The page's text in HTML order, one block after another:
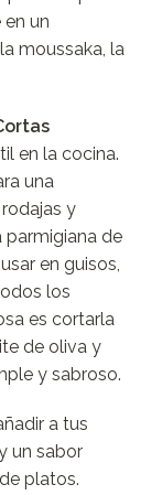
un
moussaka, la
en la cocina.
una
y
parmigiana de
en guisos,
los
es cortarla
de oliva y
y sabroso.
a tus
un sabor
platos.